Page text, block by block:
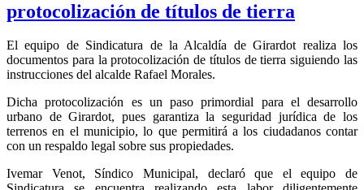
protocolización de títulos de tierra
El equipo de Sindicatura de la Alcaldía de Girardot realiza los
documentos para la protocolización de títulos de tierra siguiendo las
instrucciones del alcalde Rafael Morales.
Dicha protocolización es un paso primordial para el desarrollo
urbano de Girardot, pues garantiza la seguridad jurídica de los
terrenos en el municipio, lo que permitirá a los ciudadanos contar
con un respaldo legal sobre sus propiedades.
Ivemar Venot, Síndico Municipal, declaró que el equipo de